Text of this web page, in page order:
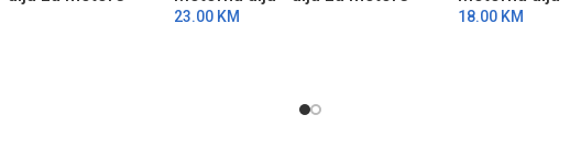
23.00 KM 18.00 KM